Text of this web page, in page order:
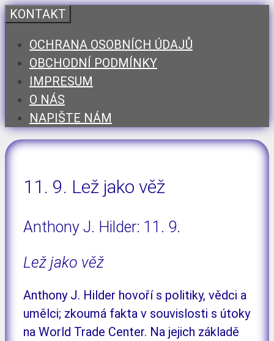
Přeskočit
obsah
KONTAKT
OCHRANA OSOBNÍCH ÚDAJŮ
OBCHODNÍ PODMÍNKY
IMPRESUM
O NÁS
NAPIŠTE NÁM
11. 9. Lež jako věž
Anthony J. Hilder: 11. 9.
Lež jako věž
Anthony J. Hilder hovoří s politiky, vědci a
umělci; zkoumá fakta v souvislosti s útoky
na World Trade Center. Na jejich základě